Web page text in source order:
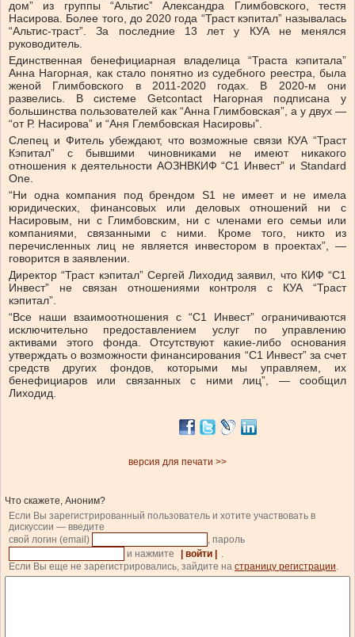
дом” из группы “Альтис” Александра Глимбовского, тестя
Насирова. Более того, до 2020 года “Траст кэпитал” называлась
“Альтис-траст”. За последние 13 лет у КУА не менялся
руководитель.
Единственная бенефициарная владелица “Траста кэпитала”
Анна Нагорная, как стало понятно из судебного реестра, была
женой Глимбовского в 2011-2020 годах. В 2020-м они
развелись. В системе Getcontact Нагорная подписана у
большинства пользователей как “Анна Глимбовская”, а у двух —
“от Р. Насирова” и “Аня Глембовская Насировы”.
Слепец и Фитель убеждают, что возможные связи КУА “Траст
Кэпитал” с бывшими чиновниками не имеют никакого
отношения к деятельности АОЗНВКИФ “С1 Инвест” и Standard
One.
“Ни одна компания под брендом S1 не имеет и не имела
юридических, финансовых или деловых отношений ни с
Насировым, ни с Глимбовским, ни с членами его семьи или
компаниями, связанными с ними. Кроме того, никто из
перечисленных лиц не является инвестором в проектах”, —
говорится в заявлении.
Директор “Траст кэпитал” Сергей Лиходид заявил, что КИФ “С1
Инвест” не связан отношениями контроля с КУА “Траст
кэпитал”.
“Все наши взаимоотношения с “С1 Инвест” ограничиваются
исключительно предоставлением услуг по управлению
активами этого фонда. Отсутствуют какие-либо основания
утверждать о возможности финансирования “С1 Инвест” за счет
средств других фондов, которыми мы управляем, их
бенефициаров или связанных с ними лиц”, — сообщил
Лиходид.
версия для печати >>
Что скажете, Аноним?
Если Вы зарегистрированный пользователь и хотите участвовать в
дискуссии — введите
свой логин (email)
, пароль
и нажмите
| войти |
.
Если Вы еще не зарегистрировались, зайдите на страницу регистрации.